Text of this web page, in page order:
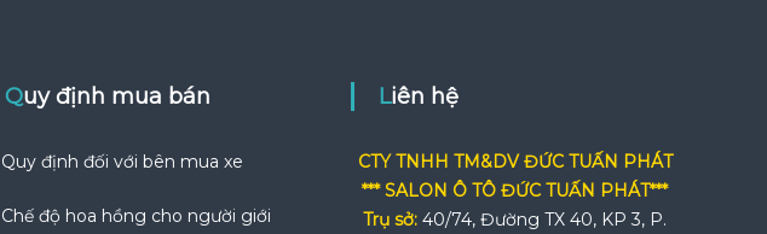
Quy định mua bán
Quy định đối với bên mua xe
Chế độ hoa hồng cho người giới
Liên hệ
CTY TNHH TM&DV ĐỨC TUẤN PHÁT
*** SALON Ô TÔ ĐỨC TUẤN PHÁT***
Trụ sở: 40/74, Đường TX 40, KP 3, P.